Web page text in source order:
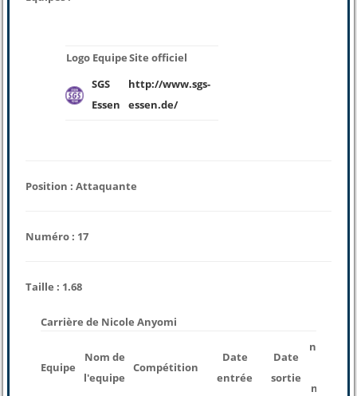
Logo EquipeSite officiel
SGS
Essen
http://www.sgs-
essen.de/
Position : Attaquante
Numéro : 17
Taille : 1.68
Carrière de Nicole Anyomi
Equipe
Nom de
l'equipe
Compétition
Date
entrée
Date
sortie
nombre
matchs